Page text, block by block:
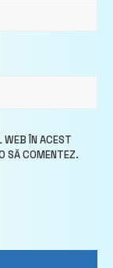
ÎN ACEST
SĂ COMENTEZ.